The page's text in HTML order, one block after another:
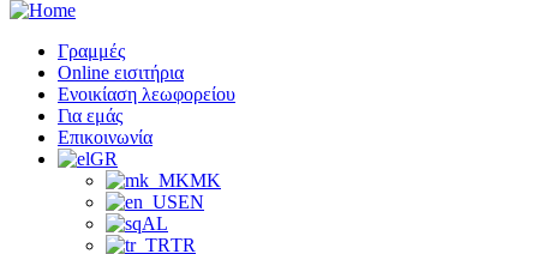
Γραμμές
Online εισιτήρια
Ενοικίαση λεωφορείου
Για εμάς
Επικοινωνία
GR
MK
EN
AL
TR